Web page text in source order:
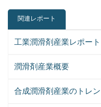
関連レポート
工業潤滑剤産業レポート
潤滑剤産業概要
合成潤滑剤産業のトレ